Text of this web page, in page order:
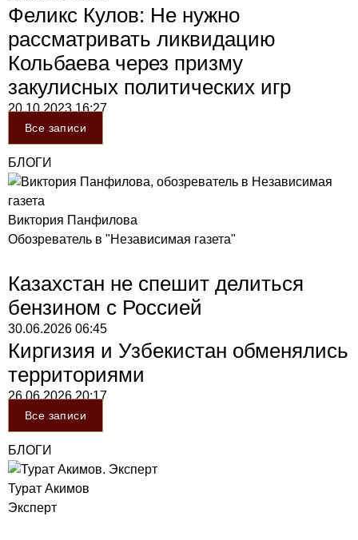
Феликс Кулов: Не нужно
рассматривать ликвидацию
Кольбаева через призму
закулисных политических игр
20.10.202316:27
Все записи
БЛОГИ
Виктория Панфилова
Обозреватель в "Независимая газета"
Казахстан не спешит делиться
бензином с Россией
30.06.2026 06:45
Киргизия и Узбекистан обменялись
территориями
26.06.202620:17
Все записи
БЛОГИ
Турат Акимов
Эксперт